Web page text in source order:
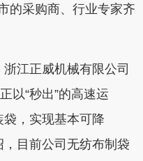
的采购商、行业专家齐
江正威机械有限公司
以“秒出”的高速运
袋，实现基本可降
目前公司无纺布制袋